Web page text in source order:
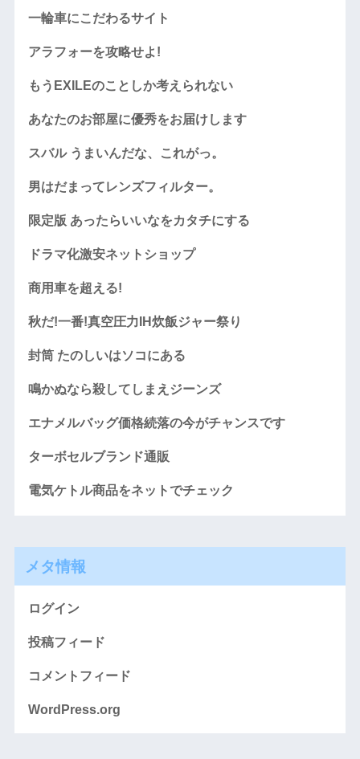
一輪車にこだわるサイト
アラフォーを攻略せよ!
もうEXILEのことしか考えられない
あなたのお部屋に優秀をお届けします
スバル うまいんだな、これがっ。
男はだまってレンズフィルター。
限定版 あったらいいなをカタチにする
ドラマ化激安ネットショップ
商用車を超える!
秋だ!一番!真空圧力IH炊飯ジャー祭り
封筒 たのしいはソコにある
鳴かぬなら殺してしまえジーンズ
エナメルバッグ価格続落の今がチャンスです
ターボセルブランド通販
電気ケトル商品をネットでチェック
メタ情報
ログイン
投稿フィード
コメントフィード
WordPress.org